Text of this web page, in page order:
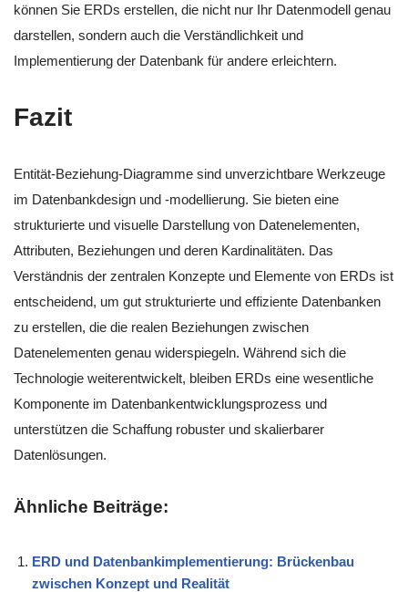
können Sie ERDs erstellen, die nicht nur Ihr Datenmodell genau
darstellen, sondern auch die Verständlichkeit und
Implementierung der Datenbank für andere erleichtern.
Fazit
Entität-Beziehung-Diagramme sind unverzichtbare Werkzeuge
im Datenbankdesign und -modellierung. Sie bieten eine
strukturierte und visuelle Darstellung von Datenelementen,
Attributen, Beziehungen und deren Kardinalitäten. Das
Verständnis der zentralen Konzepte und Elemente von ERDs ist
entscheidend, um gut strukturierte und effiziente Datenbanken
zu erstellen, die die realen Beziehungen zwischen
Datenelementen genau widerspiegeln. Während sich die
Technologie weiterentwickelt, bleiben ERDs eine wesentliche
Komponente im Datenbankentwicklungsprozess und
unterstützen die Schaffung robuster und skalierbarer
Datenlösungen.
Ähnliche Beiträge:
ERD und Datenbankimplementierung: Brückenbau
zwischen Konzept und Realität